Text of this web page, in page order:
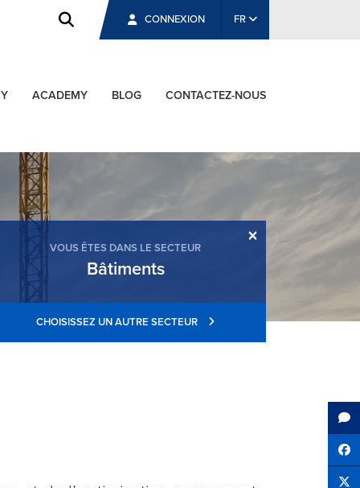
CONNEXION FR
ACADEMY BLOG CONTACTEZ-NOUS
×
VOUS ÊTES DANS LE SECTEUR
Bâtiments
CHOISISSEZ UN AUTRE SECTEUR